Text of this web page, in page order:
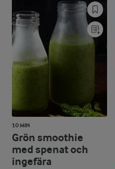
10 MIN
Grön smoothie
med spenat och
ingefära